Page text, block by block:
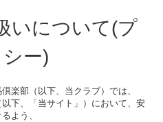
いについて(プ
ー)
楽部（以下、当クラブ）では、
下、「当サイト」）において、安
よう、